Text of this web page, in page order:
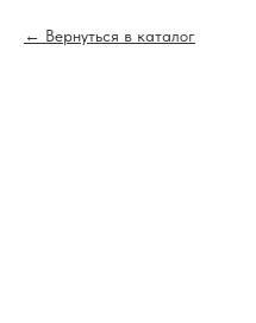
Вернуться в каталог